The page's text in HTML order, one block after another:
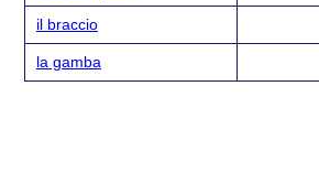
il braccio
la gamba